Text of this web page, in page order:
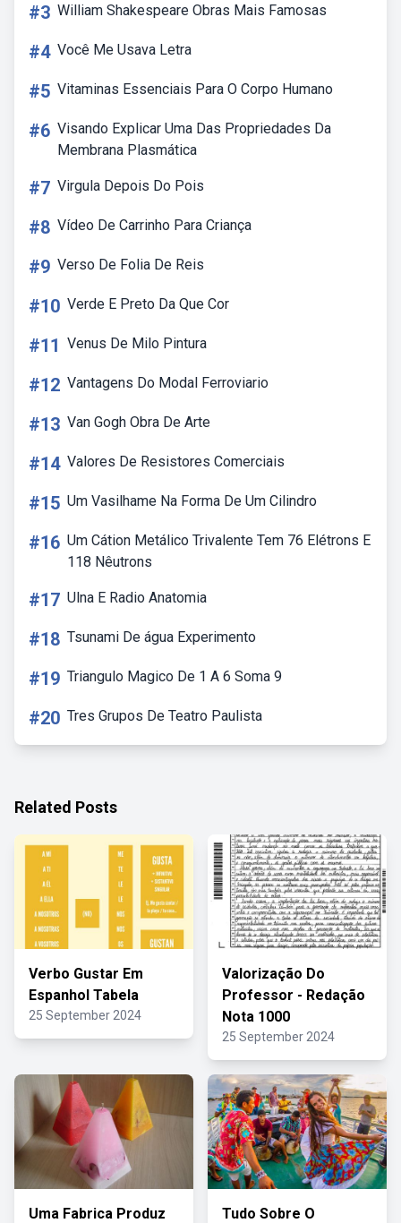
#3 William Shakespeare Obras Mais Famosas
#4 Você Me Usava Letra
#5 Vitaminas Essenciais Para O Corpo Humano
#6 Visando Explicar Uma Das Propriedades Da
Membrana Plasmática
#7 Virgula Depois Do Pois
#8 Vídeo De Carrinho Para Criança
#9 Verso De Folia De Reis
#10 Verde E Preto Da Que Cor
#11 Venus De Milo Pintura
#12 Vantagens Do Modal Ferroviario
#13 Van Gogh Obra De Arte
#14 Valores De Resistores Comerciais
#15 Um Vasilhame Na Forma De Um Cilindro
#16 Um Cátion Metálico Trivalente Tem 76 Elétrons E
118 Nêutrons
#17 Ulna E Radio Anatomia
#18 Tsunami De água Experimento
#19 Triangulo Magico De 1 A 6 Soma 9
#20 Tres Grupos De Teatro Paulista
Related Posts
Verbo Gustar Em
Espanhol Tabela
25 September 2024
Valorização Do
Professor - Redação
Nota 1000
25 September 2024
Uma Fabrica Produz Tudo Sobre O